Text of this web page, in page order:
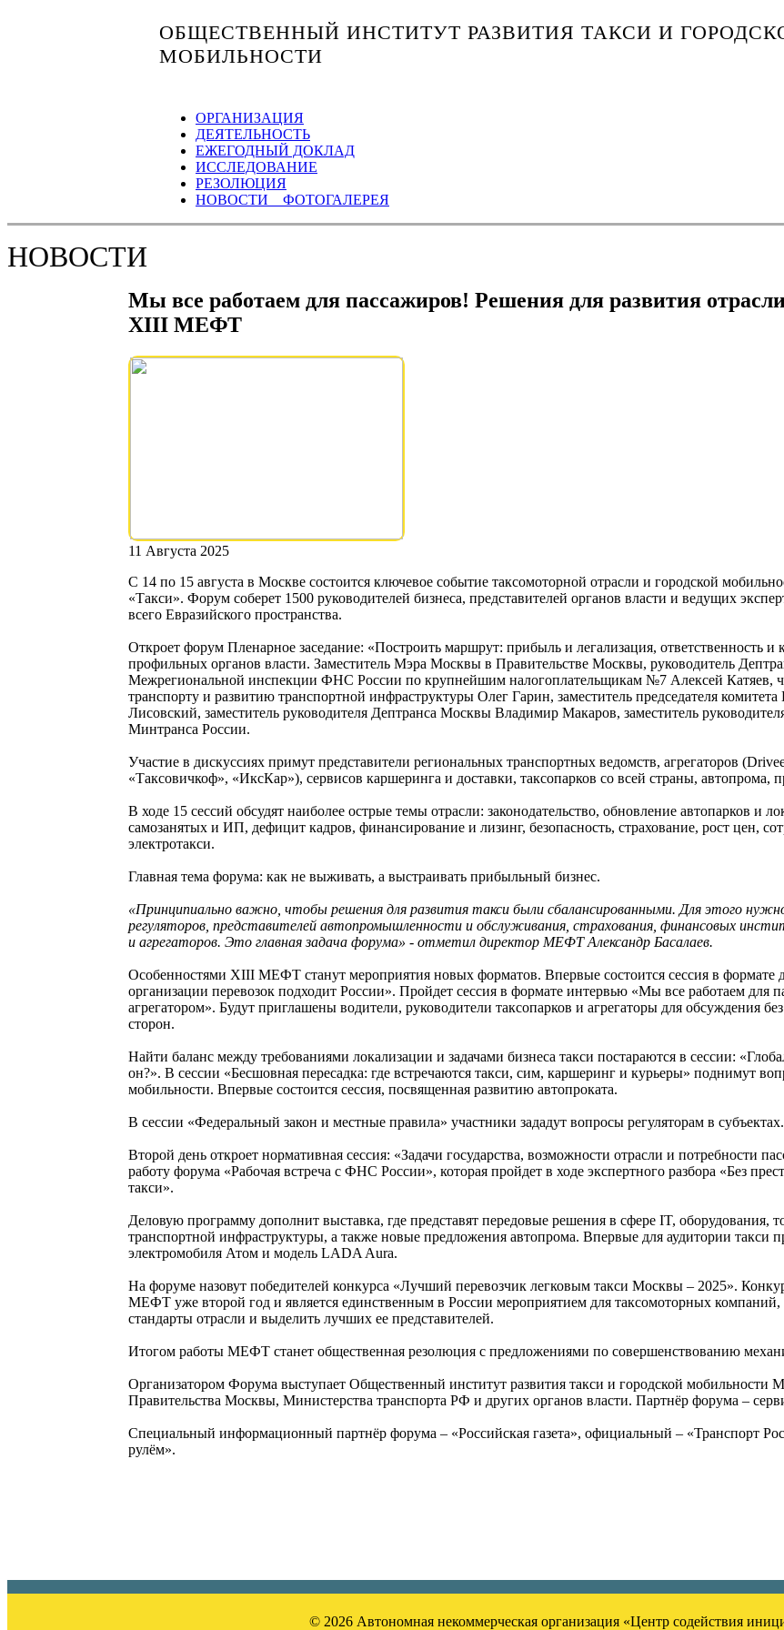
ОБЩЕСТВЕННЫЙ ИНСТИТУТ РАЗВИТИЯ ТАКСИ И
МОБИЛЬНОСТИ
ОРГАНИЗАЦИЯ
ДЕЯТЕЛЬНОСТЬ
ЕЖЕГОДНЫЙ ДОКЛАД
ИССЛЕДОВАНИЕ
РЕЗОЛЮЦИЯ
НОВОСТИ ФОТОГАЛЕРЕЯ
НОВОСТИ
Мы все работаем для пассажиров! Решения для развития
XIII МЕФТ
11 Августа 2025
С 14 по 15 августа в Москве состоится ключевое событие таксомоторной отрасли и городской
«Такси». Форум соберет 1500 руководителей бизнеса, представителей органов власти и ведущих
всего Евразийского пространства.
Откроет форум Пленарное заседание: «Построить маршрут: прибыль и легализация, ответственность
профильных органов власти. Заместитель Мэра Москвы в Правительстве Москвы, руководитель
Межрегиональной инспекции ФНС России по крупнейшим налогоплательщикам №7 Алексей Катяев,
транспорту и развитию транспортной инфраструктуры Олег Гарин, заместитель председателя
Лисовский, заместитель руководителя Дептранса Москвы Владимир Макаров, заместитель
Минтранса России.
Участие в дискуссиях примут представители региональных транспортных ведомств, агрегаторов
«Таксовичкоф», «ИксКар»), сервисов каршеринга и доставки, таксопарков со всей страны, автопрома,
В ходе 15 сессий обсудят наиболее острые темы отрасли: законодательство, обновление автопарков и
самозанятых и ИП, дефицит кадров, финансирование и лизинг, безопасность, страхование, рост цен,
электротакси.
Главная тема форума: как не выживать, а выстраивать прибыльный бизнес.
«Принципиально важно, чтобы решения для развития такси были сбалансированными. Для этого
регуляторов, представителей автопромышленности и обслуживания, страхования, финансовых
и агрегаторов. Это главная задача форума» - отметил директор МЕФТ Александр Басалаев.
Особенностями XIII МЕФТ станут мероприятия новых форматов. Впервые состоится сессия в формате
организации перевозок подходит России». Пройдет сессия в формате интервью «Мы все работаем для
агрегатором». Будут приглашены водители, руководители таксопарков и агрегаторы для обсуждения
сторон.
Найти баланс между требованиями локализации и задачами бизнеса такси постараются в сессии:
он?». В сессии «Бесшовная пересадка: где встречаются такси, сим, каршеринг и курьеры» поднимут
мобильности. Впервые состоится сессия, посвященная развитию автопроката.
В сессии «Федеральный закон и местные правила» участники зададут вопросы регуляторам в субъектах.
Второй день откроет нормативная сессия: «Задачи государства, возможности отрасли и потребности
работу форума «Рабочая встреча с ФНС России», которая пройдет в ходе экспертного разбора «Без
такси».
Деловую программу дополнит выставка, где представят передовые решения в сфере IT, оборудования,
транспортной инфраструктуры, а также новые предложения автопрома. Впервые для аудитории такси
электромобиля Атом и модель LADA Aura.
На форуме назовут победителей конкурса «Лучший перевозчик легковым такси Москвы – 2025».
МЕФТ уже второй год и является единственным в России мероприятием для таксомоторных компаний,
стандарты отрасли и выделить лучших ее представителей.
Итогом работы МЕФТ станет общественная резолюция с предложениями по совершенствованию
Организатором Форума выступает Общественный институт развития такси и городской
Правительства Москвы, Министерства транспорта РФ и других органов власти. Партнёр форума –
Специальный информационный партнёр форума – «Российская газета», официальный – «Транспорт
рулём».
© 2026 Автономная некоммерческая организация «Центр содействия